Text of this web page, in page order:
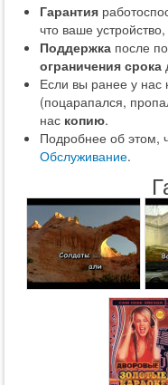
Гарантия
что ваше
Поддержка после
ограничения срока
Если вы ранее у нас
(поцарапался,
нас копию.
Подробнее об этом,
Обслуживание.